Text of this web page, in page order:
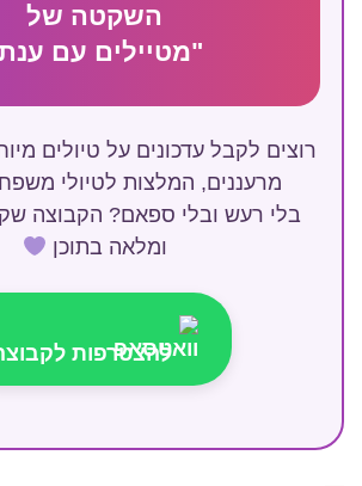
השקטה של
"מטיילים עם
רוצים לקבל עדכונים על טיולים
מרעננים, המלצות לטיולי
בלי רעש ובלי ספאם? הקבוצה
ומלאה בתוכן
להצטרפות